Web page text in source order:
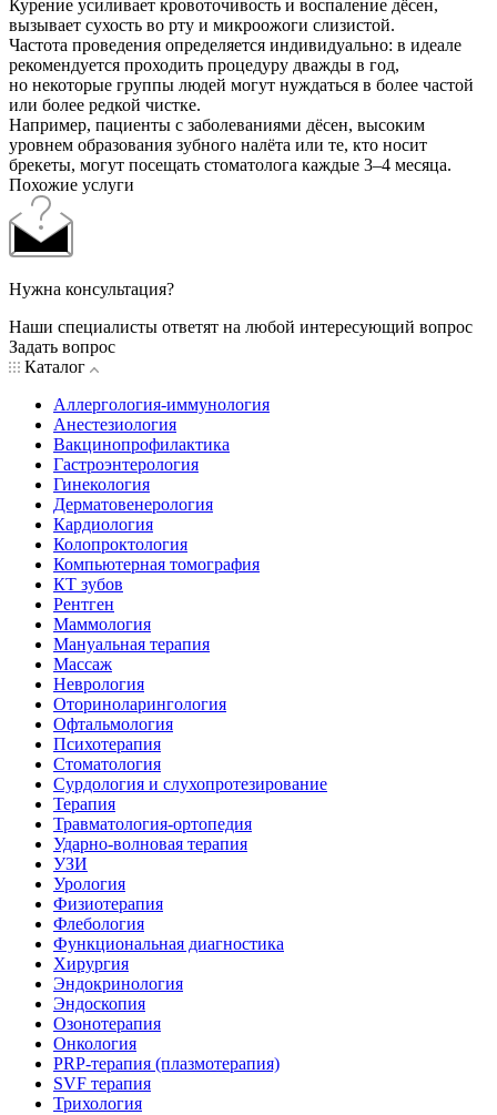
Курение усиливает кровоточивость и воспаление дёсен,
вызывает сухость во рту и микроожоги слизистой.
Частота проведения определяется индивидуально: в идеале
рекомендуется проходить процедуру дважды в год,
но некоторые группы людей могут нуждаться в более частой
или более редкой чистке.
Например, пациенты с заболеваниями дёсен, высоким
уровнем образования зубного налёта или те, кто носит
брекеты, могут посещать стоматолога каждые 3–4 месяца.
Похожие услуги
Нужна консультация?
Наши специалисты ответят на любой интересующий вопрос
Задать вопрос
Каталог
Аллергология-иммунология
Анестезиология
Вакцинопрофилактика
Гастроэнтерология
Гинекология
Дерматовенерология
Кардиология
Колопроктология
Компьютерная томография
КТ зубов
Рентген
Маммология
Мануальная терапия
Массаж
Неврология
Оториноларингология
Офтальмология
Психотерапия
Стоматология
Сурдология и слухопротезирование
Терапия
Травматология-ортопедия
Ударно-волновая терапия
УЗИ
Урология
Физиотерапия
Флебология
Функциональная диагностика
Хирургия
Эндокринология
Эндоскопия
Озонотерапия
Онкология
PRP-терапия (плазмотерапия)
SVF терапия
Трихология